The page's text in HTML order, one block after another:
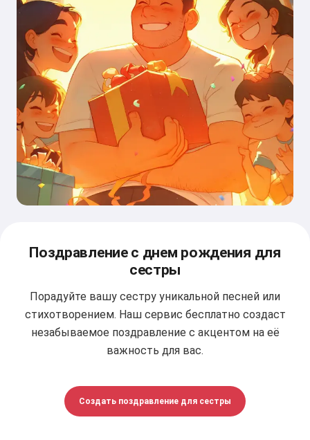
Поздравление с днем рождения для
сестры
Порадуйте вашу сестру уникальной песней или
стихотворением. Наш сервис бесплатно создаст
незабываемое поздравление с акцентом на её
важность для вас.
Создать поздравление для сестры